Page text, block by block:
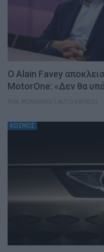
Ο Alain Favey
MotorOne: «Δεν θα
ΚΟΣΜΟΣ